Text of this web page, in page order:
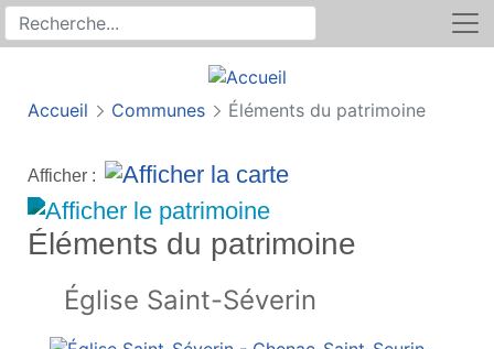
Recherche sur le site
Rechercher
Accueil Communes Éléments du patrimoine
Afficher :
Éléments du patrimoine
Église Saint-Séverin